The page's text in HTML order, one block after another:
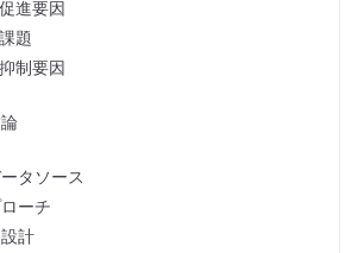
進要因
題
制要因
タソース
ーチ
計